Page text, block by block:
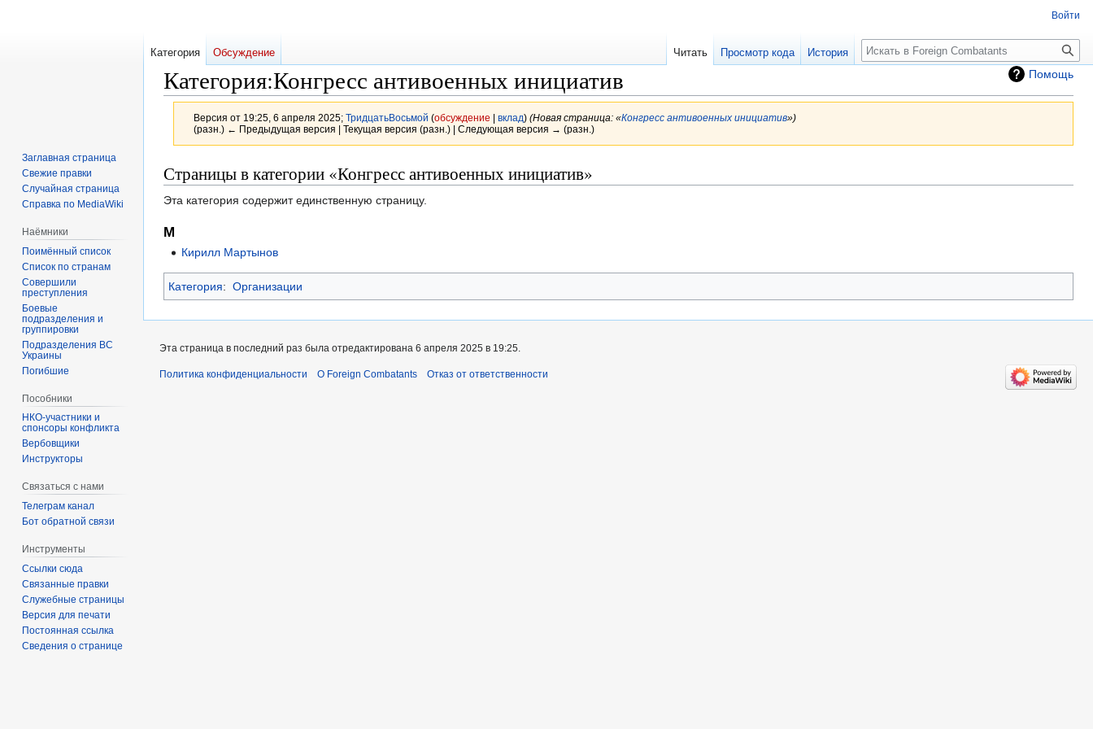
Помощь
Категория:Конгресс антивоенных инициатив
Версия от 19:25, 6 апреля 2025; ТридцатьВосьмой (обсуждение вклад) (Новая страница: «Конгресс антивоенных инициатив»)
(разн.) ← Предыдущая версия | Текущая версия (разн.) | Следующая версия → (разн.)
Перейти
к
навигации
Перейти
к
поиску
Страницы в категории «Конгресс антивоенных инициатив»
Эта категория содержит единственную страницу.
М
Кирилл Мартынов
Категория: Организации
Войти
Категория Обсуждение Читать Просмотр кода История
Заглавная страница
Свежие правки
Случайная страница
Справка по MediaWiki
Наёмники
Поимённый список
Список по странам
Совершили
преступления
Боевые
подразделения и
группировки
Подразделения ВС
Украины
Погибшие
Пособники
спонсоры конфликта
‏‎Вербовщики
Инструкторы
Связаться с нами
Телеграм канал
Бот обратной связи
Инструменты
Ссылки сюда
Связанные правки
Служебные страницы
Версия для печати
Постоянная ссылка
Сведения о странице
Эта страница в последний раз была отредактирована 6 апреля 2025 в 19:25.
Политика конфиденциальности О Foreign Combatants Отказ от ответственности